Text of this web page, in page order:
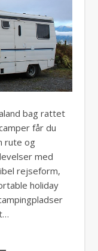
bag rattet
får du
rute og
med
rejseform,
holiday